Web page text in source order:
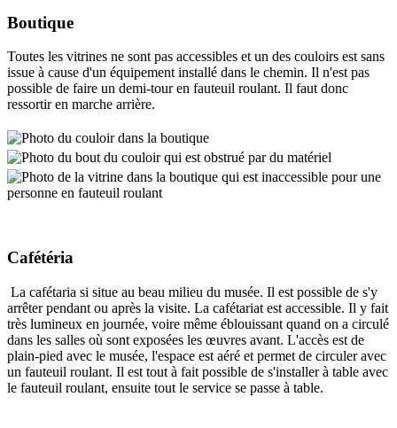
Boutique
Toutes les vitrines ne sont pas accessibles et un des couloirs est sans
issue à cause d'un équipement installé dans le chemin. Il n'est pas
possible de faire un demi-tour en fauteuil roulant. Il faut donc
ressortir en marche arrière.
Cafétéria
La cafétaria si situe au beau milieu du musée. Il est possible de s'y
arrêter pendant ou après la visite. La cafétariat est accessible. Il y fait
très lumineux en journée, voire même éblouissant quand on a circulé
dans les salles où sont exposées les œuvres avant. L'accès est de
plain-pied avec le musée, l'espace est aéré et permet de circuler avec
un fauteuil roulant. Il est tout à fait possible de s'installer à table avec
le fauteuil roulant, ensuite tout le service se passe à table.